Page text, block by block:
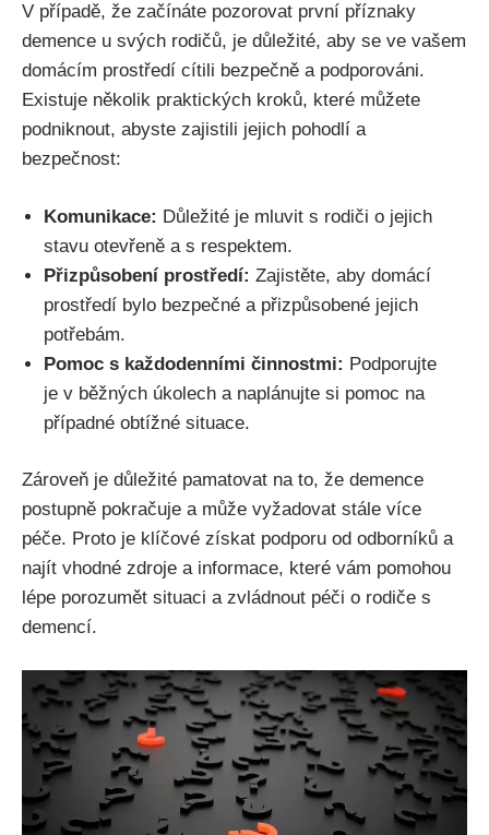
V případě, že začínáte pozorovat první příznaky
demence u svých rodičů, je důležité, aby se ve vašem
domácím prostředí cítili bezpečně a podporováni.
Existuje několik praktických kroků, které můžete
podniknout, abyste zajistili jejich pohodlí a
bezpečnost:
Komunikace: Důležité je mluvit s rodiči o jejich
stavu otevřeně a s respektem.
Přizpůsobení prostředí: Zajistěte, aby domácí
prostředí bylo bezpečné a přizpůsobené jejich
potřebám.
Pomoc s každodenními činnostmi: Podporujte
je v běžných úkolech a naplánujte si pomoc na
případné obtížné situace.
Zároveň je důležité pamatovat na to, že demence
postupně pokračuje a může vyžadovat stále více
péče. Proto je klíčové získat podporu od odborníků a
najít vhodné zdroje a informace, které vám pomohou
lépe porozumět situaci a zvládnout péči o rodiče s
demencí.